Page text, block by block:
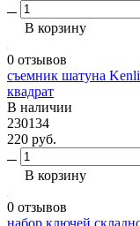
В корзину
0 отзывов
съемник шатуна
квадрат
В наличии
230134
220 руб.
В корзину
0 отзывов
набор ключей